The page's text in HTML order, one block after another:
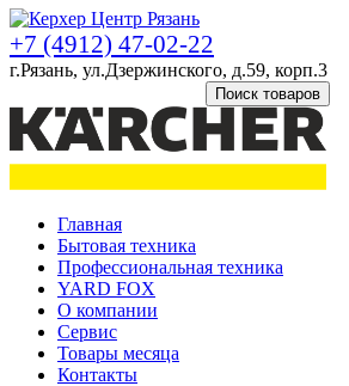
+7 (4912) 47-02-22
г.Рязань, ул.Дзержинского, д.59, корп.3
Поиск товаров
Главная
Бытовая техника
Профессиональная техника
YARD FOX
О компании
Сервис
Товары месяца
Контакты